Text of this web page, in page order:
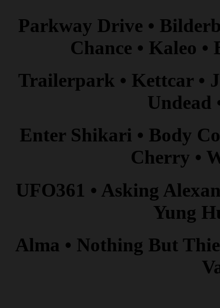
Parkway Drive •
Chance • Kaleo
Trailerpark • Kettcar •
Undead
Enter Shikari • Body
Cherry •
UFO361 • Asking
Yung
Alma • Nothing But